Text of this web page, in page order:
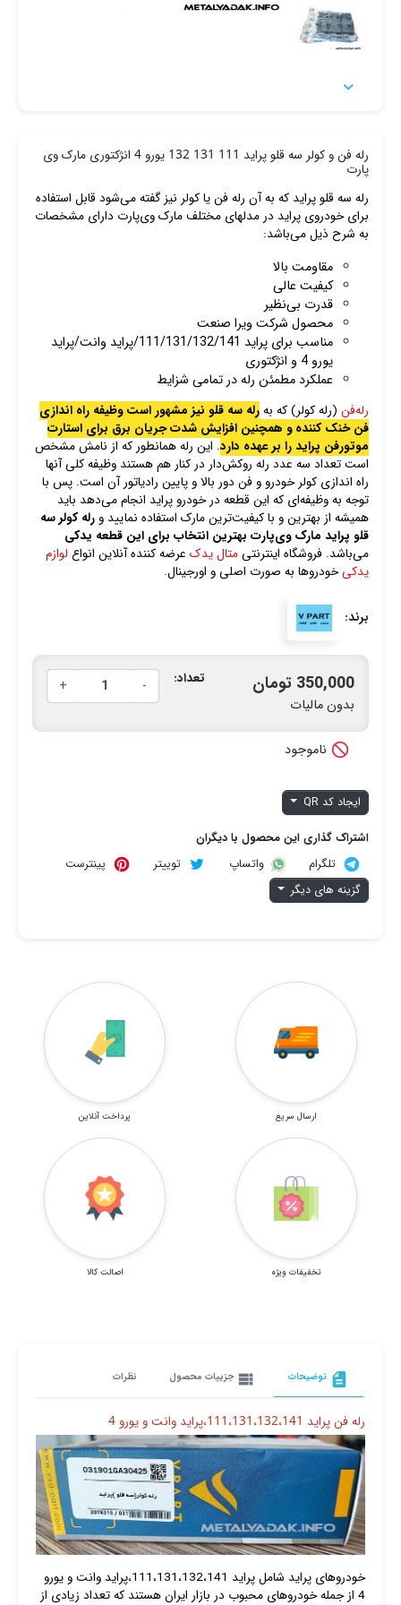

رله فن و کولر سه قلو پراید 111 131 132 یورو 4 انژکتوری مارک وی
پارت
رله سه قلو پراید که به آن رله فن یا کولر نیز گفته می‌شود قابل استفاده
برای خودروی پراید در مدلهای مختلف مارک وی‌پارت دارای مشخصات
به شرح ذیل می‌باشد:
مقاومت بالا
کیفیت عالی
قدرت بی‌نظیر
محصول شرکت ویرا صنعت
مناسب برای پراید 111/131/132/141/پراید وانت/پراید
یورو 4 و انژکتوری
عملکرد مطمئن رله در تمامی شزایط
رله‌فن (رله کولر) که بهرله سه قلو نیز مشهور است وظیفه راه اندازی
فن خنک کننده و همچنین افزایش شدت جریان برق برای استارت
موتورفن پراید را بر عهده دارد. این رله همانطور که از نامش مشخص
است تعداد سه عدد رله روکش‌دار در کنار هم هستند وظیفه کلی آنها
راه اندازی کولر خودرو و فن دور بالا و پایین رادیاتور آن است. پس با
توجه به وظیفه‌ای که این قطعه در خودرو پراید انجام می‌دهد باید
همیشه از بهترین و با کیفیت‌ترین مارک استفاده نمایید و رله کولر سه
قلو پراید مارک وی‌پارت بهترین انتخاب برای این قطعه یدکی
می‌باشد. فروشگاه اینترنتیمتال یدک عرضه کننده آنلاین انواع لوازم
یدکیخودروها به صورت اصلی و اورجینال.
برند:
350,000 تومان
بدون مالیات
تعداد: -
+
 ناموجود
ایجاد کد QR
اشتراک گذاری این محصول با دیگران
تلگرام
واتساپ توییتر
پینترست
گزینه های دیگر
ارسال سریع پرداخت آنلاین
تخفیفات ویژه اصالت کالا
description توضیحات view_list جزییات محصول نظرات
رله فن پراید 111،131،132،141،پراید وانت و یورو 4
خودروهای پراید شامل پراید 111،131،132،141،پراید وانت و یورو
4 از جمله خودروهای محبوب در بازار ایران هستند که تعداد زیادی از